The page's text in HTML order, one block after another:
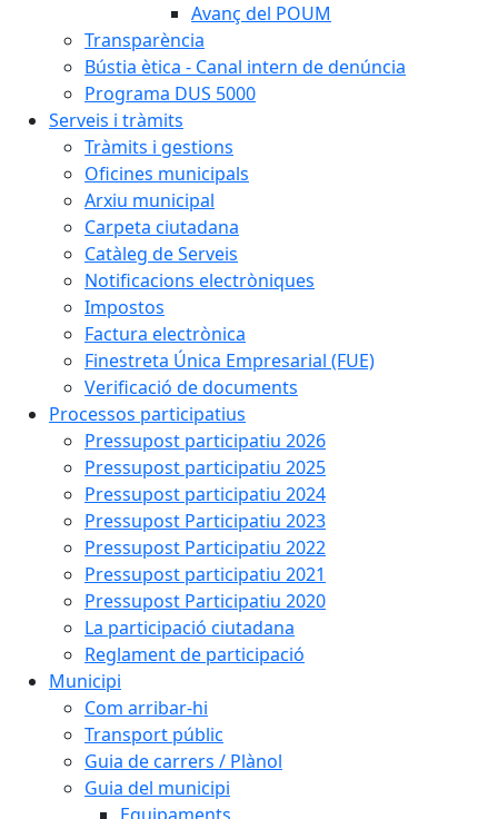
Avanç del POUM
Transparència
Bústia ètica - Canal intern de denúncia
Programa DUS 5000
Serveis i tràmits
Tràmits i gestions
Oficines municipals
Arxiu municipal
Carpeta ciutadana
Catàleg de Serveis
Notificacions electròniques
Impostos
Factura electrònica
Finestreta Única Empresarial (FUE)
Verificació de documents
Processos participatius
Pressupost participatiu 2026
Pressupost participatiu 2025
Pressupost participatiu 2024
Pressupost Participatiu 2023
Pressupost Participatiu 2022
Pressupost participatiu 2021
Pressupost Participatiu 2020
La participació ciutadana
Reglament de participació
Municipi
Com arribar-hi
Transport públic
Guia de carrers / Plànol
Guia del municipi